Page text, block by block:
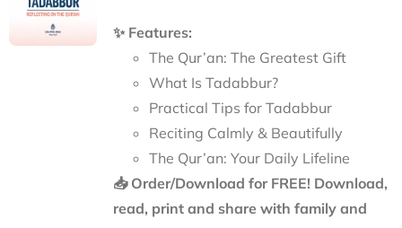
✨ Features:
The Qur’an: The Greatest Gift
What Is Tadabbur?
Practical Tips for Tadabbur
Reciting Calmly & Beautifully
The Qur’an: Your Daily Lifeline
📥 Order/Download for FREE! Download,
read, print and share with family and